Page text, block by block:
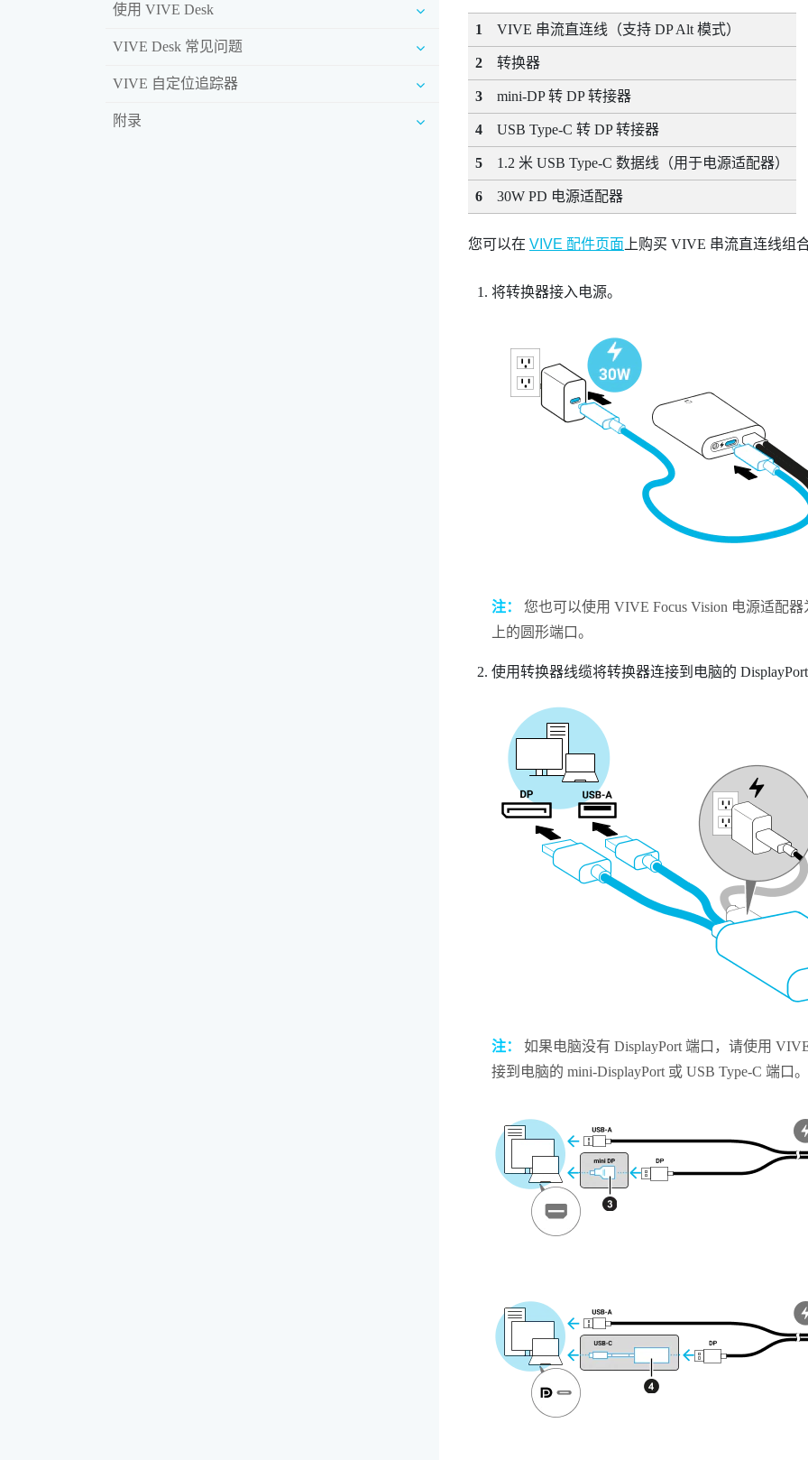
使用 VIVE Desk
VIVE Desk 常见问题
VIVE 自定位追踪器
附录
1 VIVE 串流直连线（支持 DP Alt 模式）
2 转换器
3 mini-DP 转 DP 转接器
4 USB Type-C 转 DP 转接器
5 1.2 米 USB Type-C 数据线（用于电源适配器）
6 30W PD 电源适配器
您可以在 VIVE 配件页面 上购买 VIVE 串流直连线组
将转换器接入电源。
注： 您也可以使用 VIVE Focus Vision电源适配器
上的圆形端口。
使用转换器线缆将转换器连接到电脑的 DisplayPort
注： 如果电脑没有 DisplayPort端口，请使用
接到电脑的 mini-DisplayPort或 USB Type-C 端口。